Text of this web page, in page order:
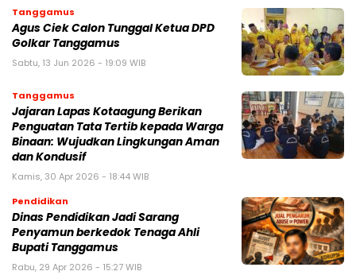
Tanggamus
Agus Ciek Calon Tunggal Ketua DPD
Golkar Tanggamus
Sabtu, 13 Jun 2026 - 19:09 WIB
Tanggamus
Jajaran Lapas Kotaagung Berikan
Penguatan Tata Tertib kepada Warga
Binaan: Wujudkan Lingkungan Aman
dan Kondusif
Kamis, 30 Apr 2026 - 18:44 WIB
Pendidikan
Dinas Pendidikan Jadi Sarang
Penyamun berkedok Tenaga Ahli
Bupati Tanggamus
Rabu, 29 Apr 2026 - 15:27 WIB